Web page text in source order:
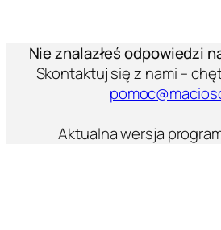
Nie znalazłeś odpowiedzi
Skontaktuj się z nami –
Aktualna wersja